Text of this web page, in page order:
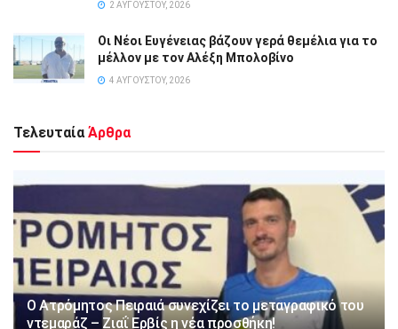
2 ΑΥΓΟΎΣΤΟΥ, 2026
Οι Νέοι Ευγένειας βάζουν γερά θεμέλια για το
μέλλον με τον Αλέξη Μπολοβίνο
4 ΑΥΓΟΎΣΤΟΥ, 2026
Τελευταία Άρθρα
Ο Ατρόμητος Πειραιά συνεχίζει το μεταγραφικό του
ντεμαράζ – Ζιαΐ Ερβίς η νέα προσθήκη!